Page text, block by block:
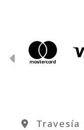
Anterior